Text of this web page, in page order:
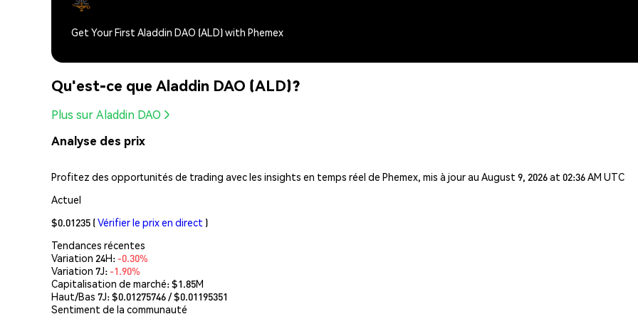
Get Your First Aladdin DAO (ALD) with Phemex
Qu'est-ce que Aladdin DAO (ALD)?
Plus sur Aladdin DAO
Analyse des prix
Profitez des opportunités de trading avec les insights en temps réel de Phemex, mis à jour au August 9, 2026 at 02:36 AM UTC
Actuel
$0.01235 (Vérifier le prix en direct )
Tendances récentes
Variation 24H: -0.30%
Variation 7J: -1.90%
Capitalisation de marché:$1.85M
Haut/Bas 7J: $0.01275746/ $0.01195351
Sentiment de la communauté